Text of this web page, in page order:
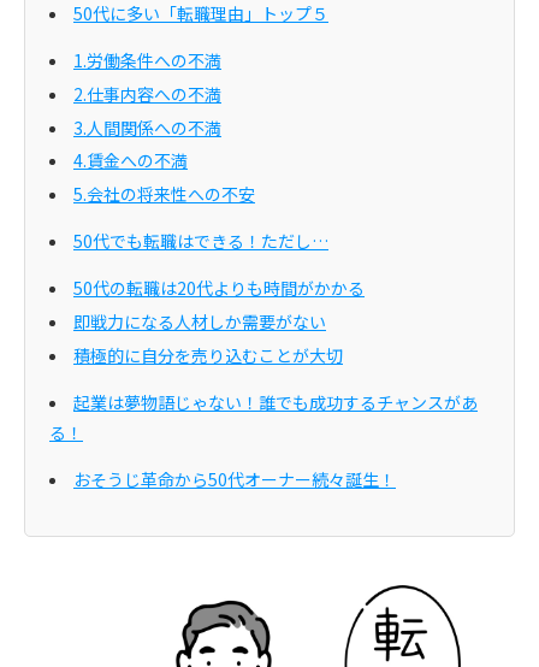
50代に多い「転職理由」トップ５
1.労働条件への不満
2.仕事内容への不満
3.人間関係への不満
4.賃金への不満
5.会社の将来性への不安
50代でも転職はできる！ただし…
50代の転職は20代よりも時間がかかる
即戦力になる人材しか需要がない
積極的に自分を売り込むことが大切
起業は夢物語じゃない！誰でも成功するチャンスがあ
る！
おそうじ革命から50代オーナー続々誕生！